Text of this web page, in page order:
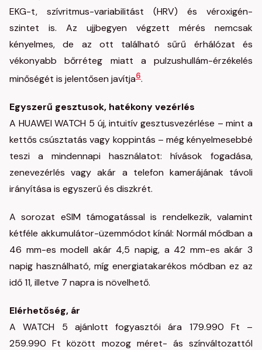
EKG-t, szívritmus-variabilitást (HRV) és véroxigén-
szintet is. Az ujjbegyen végzett mérés nemcsak
kényelmes, de az ott található sűrű érhálózat és
vékonyabb bőrréteg miatt a pulzushullám-érzékelés
minőségét is jelentősen javítja6.
Egyszerű gesztusok, hatékony vezérlés
A HUAWEI WATCH 5 új, intuitív gesztusvezérlése – mint a
kettős csúsztatás vagy koppintás – még kényelmesebbé
teszi a mindennapi használatot: hívások fogadása,
zenevezérlés vagy akár a telefon kamerájának távoli
irányítása is egyszerű és diszkrét.
A sorozat eSIM támogatással is rendelkezik, valamint
kétféle akkumulátor-üzemmódot kínál: Normál módban a
46 mm-es modell akár 4,5 napig, a 42 mm-es akár 3
napig használható, míg energiatakarékos módban ez az
idő 11, illetve 7 napra is növelhető.
Elérhetőség, ár
A WATCH 5 ajánlott fogyasztói ára 179.990 Ft –
259.990 Ft között mozog méret- ás színváltozattól